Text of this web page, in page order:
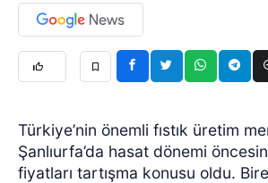
Türkiye’nin önemli fıstık üretim
Şanlıurfa’da hasat dönemi
fiyatları tartışma konusu oldu.